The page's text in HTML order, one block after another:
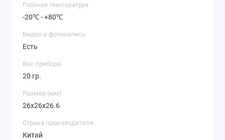
Рабочая температура
-20℃ - +80℃
Видео и фотозапись
Есть
Вес прибора
20 гр.
Размер (мм)
26x26x26.6
Страна производителя
Китай